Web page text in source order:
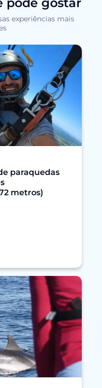
experiências mais
paraquedas
metros)